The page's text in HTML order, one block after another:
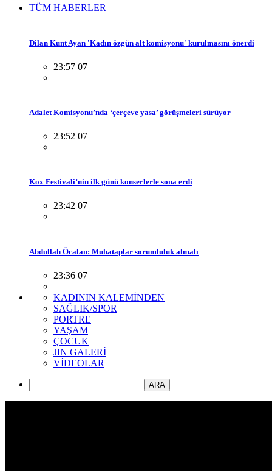
TÜM HABERLER
Dilan Kunt Ayan 'Kadın özgün alt komisyonu' kurulmasını önerdi
23:57 07
Adalet Komisyonu’nda ‘çerçeve yasa’ görüşmeleri sürüyor
23:52 07
Kox Festivali’nin ilk günü konserlerle sona erdi
23:42 07
Abdullah Öcalan: Muhataplar sorumluluk almalı
23:36 07
KADININ KALEMİNDEN
SAĞLIK/SPOR
PORTRE
YAŞAM
ÇOCUK
JIN GALERİ
VİDEOLAR
ARA